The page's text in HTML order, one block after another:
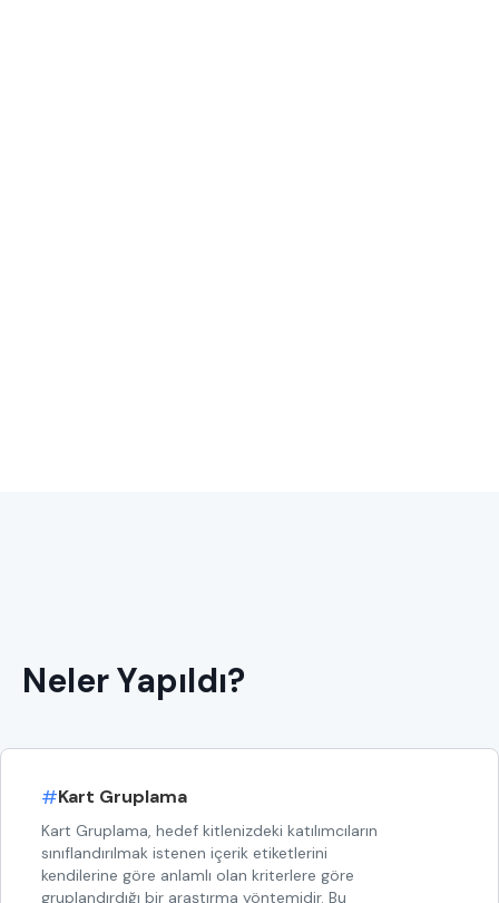
Neler Yapıldı?
#Kart Gruplama
Kart Gruplama, hedef kitlenizdeki katılımcıların
sınıflandırılmak istenen içerik etiketlerini
kendilerine göre anlamlı olan kriterlere göre
gruplandırdığı bir araştırma yöntemidir. Bu